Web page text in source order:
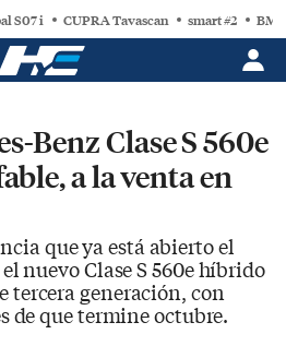
S07 i CUPRA Tavascan smart #2
Benz Clase S 560e
a la venta en
que ya está abierto el
nuevo Clase S 560e híbrido
tercera generación, con
de que termine octubre.